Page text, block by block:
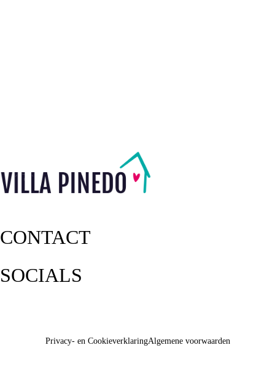
CONTACT
SOCIALS
Privacy- en CookieverklaringAlgemene voorwaarden